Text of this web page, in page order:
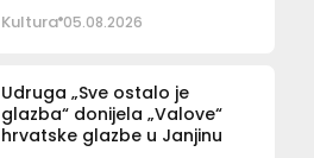
Kultura 05.08.2026
Udruga „Sve ostalo je
glazba“ donijela „Valove“
hrvatske glazbe u Janjinu